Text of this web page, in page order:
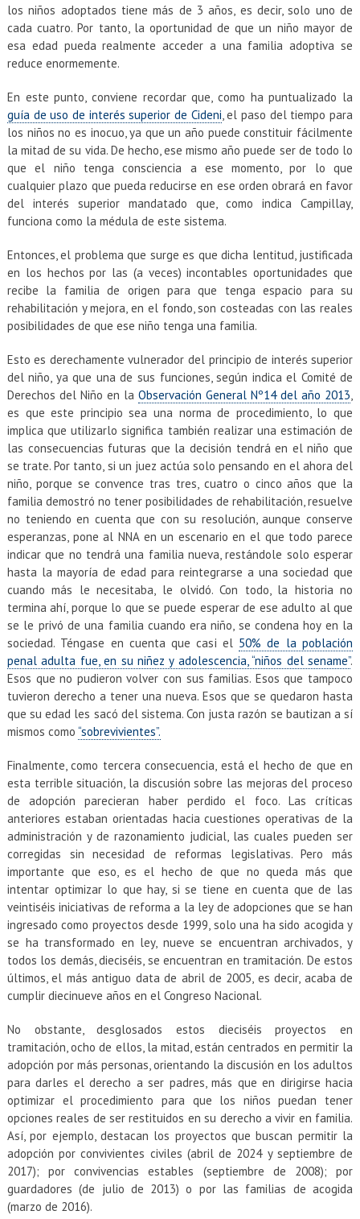
los niños adoptados tiene más de 3 años, es decir, solo uno de
cada cuatro. Por tanto, la oportunidad de que un niño mayor de
esa edad pueda realmente acceder a una familia adoptiva se
reduce enormemente.
En este punto, conviene recordar que, como ha puntualizado la
guía de uso de interés superior de Cideni, el paso del tiempo para
los niños no es inocuo, ya que un año puede constituir fácilmente
la mitad de su vida. De hecho, ese mismo año puede ser de todo lo
que el niño tenga consciencia a ese momento, por lo que
cualquier plazo que pueda reducirse en ese orden obrará en favor
del interés superior mandatado que, como indica Campillay,
funciona como la médula de este sistema.
Entonces, el problema que surge es que dicha lentitud, justificada
en los hechos por las (a veces) incontables oportunidades que
recibe la familia de origen para que tenga espacio para su
rehabilitación y mejora, en el fondo, son costeadas con las reales
posibilidades de que ese niño tenga una familia.
Esto es derechamente vulnerador del principio de interés superior
del niño, ya que una de sus funciones, según indica el Comité de
Derechos del Niño en la Observación General Nº14 del año 2013,
es que este principio sea una norma de procedimiento, lo que
implica que utilizarlo significa también realizar una estimación de
las consecuencias futuras que la decisión tendrá en el niño que
se trate. Por tanto, si un juez actúa solo pensando en el ahora del
niño, porque se convence tras tres, cuatro o cinco años que la
familia demostró no tener posibilidades de rehabilitación, resuelve
no teniendo en cuenta que con su resolución, aunque conserve
esperanzas, pone al NNA en un escenario en el que todo parece
indicar que no tendrá una familia nueva, restándole solo esperar
hasta la mayoría de edad para reintegrarse a una sociedad que
cuando más le necesitaba, le olvidó. Con todo, la historia no
termina ahí, porque lo que se puede esperar de ese adulto al que
se le privó de una familia cuando era niño, se condena hoy en la
sociedad. Téngase en cuenta que casi el 50% de la población
penal adulta fue, en su niñez y adolescencia, “niños del sename”.
Esos que no pudieron volver con sus familias. Esos que tampoco
tuvieron derecho a tener una nueva. Esos que se quedaron hasta
que su edad les sacó del sistema. Con justa razón se bautizan a sí
mismos como “sobrevivientes”.
Finalmente, como tercera consecuencia, está el hecho de que en
esta terrible situación, la discusión sobre las mejoras del proceso
de adopción parecieran haber perdido el foco. Las críticas
anteriores estaban orientadas hacia cuestiones operativas de la
administración y de razonamiento judicial, las cuales pueden ser
corregidas sin necesidad de reformas legislativas. Pero más
importante que eso, es el hecho de que no queda más que
intentar optimizar lo que hay, si se tiene en cuenta que de las
veintiséis iniciativas de reforma a la ley de adopciones que se han
ingresado como proyectos desde 1999, solo una ha sido acogida y
se ha transformado en ley, nueve se encuentran archivados, y
todos los demás, dieciséis, se encuentran en tramitación. De estos
últimos, el más antiguo data de abril de 2005, es decir, acaba de
cumplir diecinueve años en el Congreso Nacional.
No obstante, desglosados estos dieciséis proyectos en
tramitación, ocho de ellos, la mitad, están centrados en permitir la
adopción por más personas, orientando la discusión en los adultos
para darles el derecho a ser padres, más que en dirigirse hacia
optimizar el procedimiento para que los niños puedan tener
opciones reales de ser restituidos en su derecho a vivir en familia.
Así, por ejemplo, destacan los proyectos que buscan permitir la
adopción por convivientes civiles (abril de 2024 y septiembre de
2017); por convivencias estables (septiembre de 2008); por
guardadores (de julio de 2013) o por las familias de acogida
(marzo de 2016).